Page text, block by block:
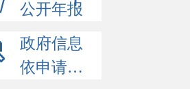
公开年报
政府信息
依申请公开